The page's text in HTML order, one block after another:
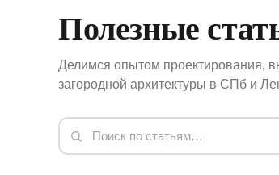
Полезные
Делимся опытом проектирования,
загородной архитектуры в СПб и